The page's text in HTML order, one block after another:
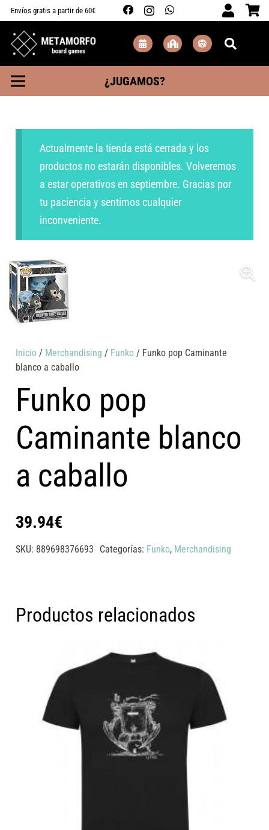
Envíos gratis a partir de 60€
¿JUGAMOS?
Actualmente la tienda está cerrada y los
productos no estarán disponibles. Volveremos
a estar operativos en septiembre. Gracias por
tu paciencia y sentimos cualquier
inconveniente.
Inicio / Merchandising / Funko / Funko pop Caminante
blanco a caballo
Funko pop
Caminante blanco
a caballo
39.94€
SKU: 889698376693 Categorías: Funko, Merchandising
Productos relacionados